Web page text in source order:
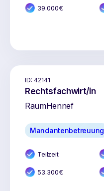
39.000€
ID: 42141
Rechtsfachwirt/in
RaumHennef
Mandantenbetreuung
Teilzeit
53.300€